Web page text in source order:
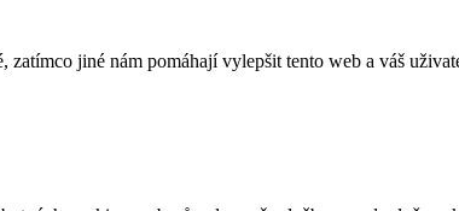
jiné nám pomáhají vylepšit tento web a váš